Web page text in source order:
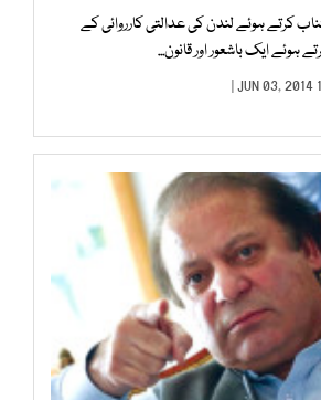
کرتے ہوئے لندن کی عدالتی کارروائی کے
ہوئے ایک باشعور اور قانون...